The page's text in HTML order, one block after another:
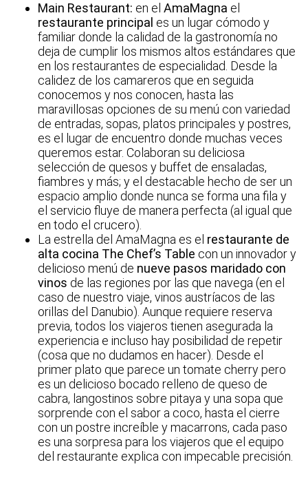
Main Restaurant: en el AmaMagna el
restaurante principal es un lugar cómodo y
familiar donde la calidad de la gastronomía no
deja de cumplir los mismos altos estándares que
en los restaurantes de especialidad. Desde la
calidez de los camareros que en seguida
conocemos y nos conocen, hasta las
maravillosas opciones de su menú con variedad
de entradas, sopas, platos principales y postres,
es el lugar de encuentro donde muchas veces
queremos estar. Colaboran su deliciosa
selección de quesos y buffet de ensaladas,
fiambres y más; y el destacable hecho de ser un
espacio amplio donde nunca se forma una fila y
el servicio fluye de manera perfecta (al igual que
en todo el crucero).
La estrella del AmaMagna es el restaurante de
alta cocina The Chef’s Table con un innovador y
delicioso menú de nueve pasos maridado con
vinos de las regiones por las que navega (en el
caso de nuestro viaje, vinos austríacos de las
orillas del Danubio). Aunque requiere reserva
previa, todos los viajeros tienen asegurada la
experiencia e incluso hay posibilidad de repetir
(cosa que no dudamos en hacer). Desde el
primer plato que parece un tomate cherry pero
es un delicioso bocado relleno de queso de
cabra, langostinos sobre pitaya y una sopa que
sorprende con el sabor a coco, hasta el cierre
con un postre increíble y macarrons, cada paso
es una sorpresa para los viajeros que el equipo
del restaurante explica con impecable precisión.